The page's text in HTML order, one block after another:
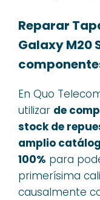
Reparar
Galaxy M20
En Quo
utilizar de
stock de
amplio
100% para
primerísima
causalmente